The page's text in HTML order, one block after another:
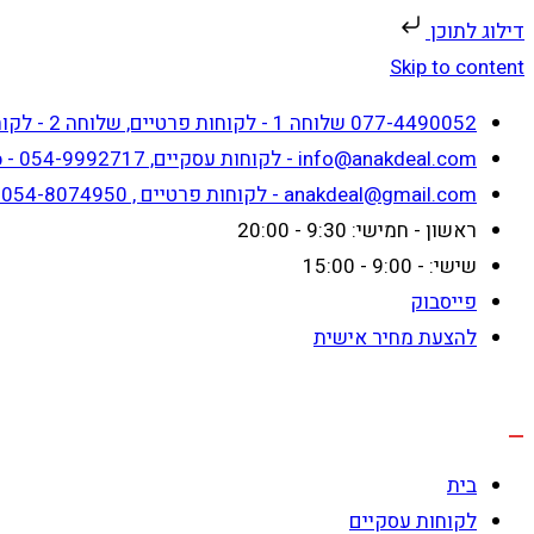
דילוג לתוכן
Skip to content
077-4490052 שלוחה 1 - לקוחות פרטיים, שלוחה 2 - לקוחות עסקיים
info@anakdeal.com - לקוחות עסקיים, whatsapp - 054-9992717
anakdeal@gmail.com - לקוחות פרטיים , whatsapp - 054-8074950
ראשון - חמישי: 9:30 - 20:00
שישי: - 9:00 - 15:00
פייסבוק
להצעת מחיר אישית
בית
לקוחות עסקיים